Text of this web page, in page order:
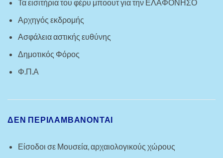
Τα εισιτήρια του φέρυ μποουτ για την ΕΛΑΦΟΝΗΣΟ
Αρχηγός εκδρομής
Ασφάλεια αστικής ευθύνης
Δημοτικός Φόρος
Φ.Π.Α
ΔΕΝ ΠΕΡΙΛΑΜΒΆΝΟΝΤΑΙ
Είσοδοι σε Μουσεία, αρχαιολογικούς χώρους